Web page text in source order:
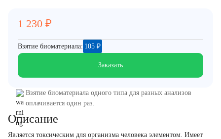
Описание
Является токсическим для организма человека элементом. Имеет
1 230 ₽
Взятие биоматериала: 105 ₽
Заказать
Взятие биоматериала одного типа для разных анализов
оплачивается один раз.